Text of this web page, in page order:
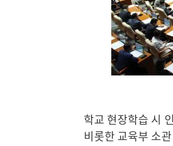
학교 현장학습 시
비롯한 교육부 소